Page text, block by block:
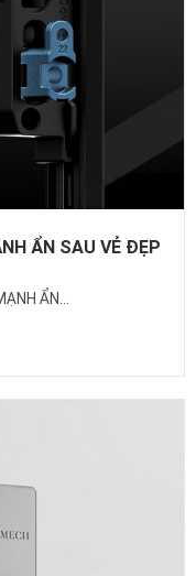
ẨN SAU VẺ ĐẸP
ẨN...